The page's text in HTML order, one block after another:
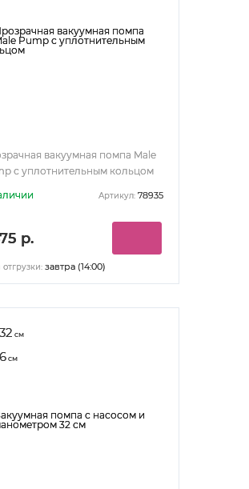
вакуумная помпа Male
с уплотнительным кольцом
Артикул: 78935
р.
отгрузки: завтра (14:00)
32 см
6см